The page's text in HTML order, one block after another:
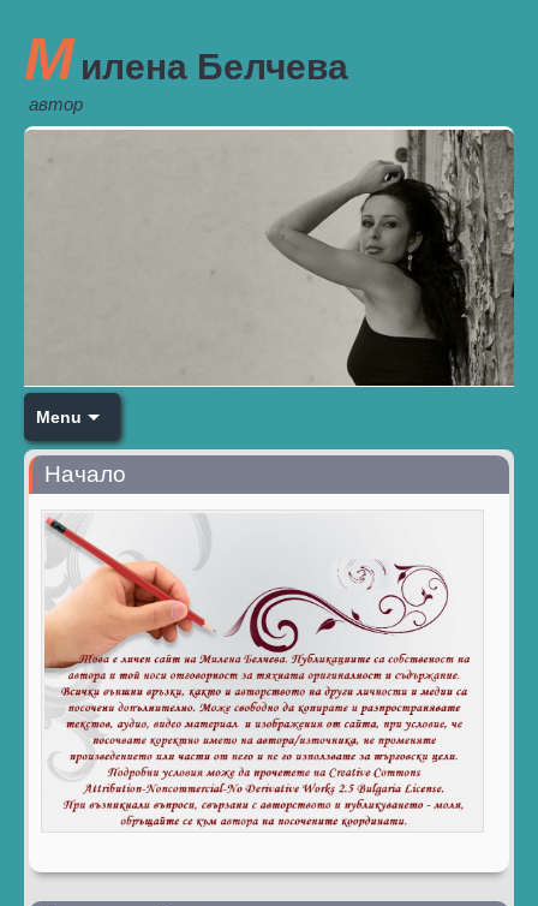
М илена Белчева
автор
Menu
Начало